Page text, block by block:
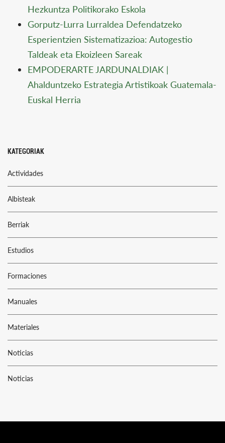
Hezkuntza Politikorako Eskola
Gorputz-Lurra Lurraldea Defendatzeko
Esperientzien Sistematizazioa: Autogestio
Taldeak eta Ekoizleen Sareak
EMPODERARTE JARDUNALDIAK |
Ahalduntzeko Estrategia Artistikoak Guatemala-
Euskal Herria
KATEGORIAK
Actividades
Albisteak
Berriak
Estudios
Formaciones
Manuales
Materiales
Noticias
Noticias